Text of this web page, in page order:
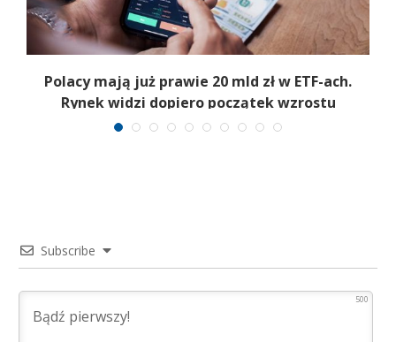
Polacy mają już prawie 20 mld zł w ETF-ach.
Rynek widzi dopiero początek wzrostu
Subscribe
500